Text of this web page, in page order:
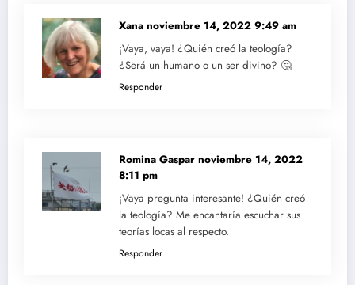
Xana noviembre 14, 2022 9:49 am
¡Vaya, vaya! ¿Quién creó la teología?
¿Será un humano o un ser divino? 🤔
Responder
Romina Gaspar noviembre 14, 2022
8:11 pm
¡Vaya pregunta interesante! ¿Quién creó
la teología? Me encantaría escuchar sus
teorías locas al respecto.
Responder